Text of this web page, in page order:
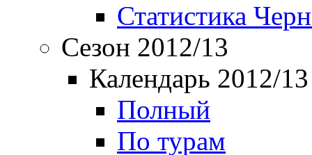
Статистика
Сезон 2012/13
Календарь 2012/13
Полный
По турам